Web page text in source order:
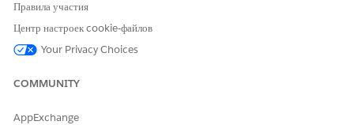
Правила участия
Центр настроек cookie-файлов
Your Privacy Choices
COMMUNITY
AppExchange